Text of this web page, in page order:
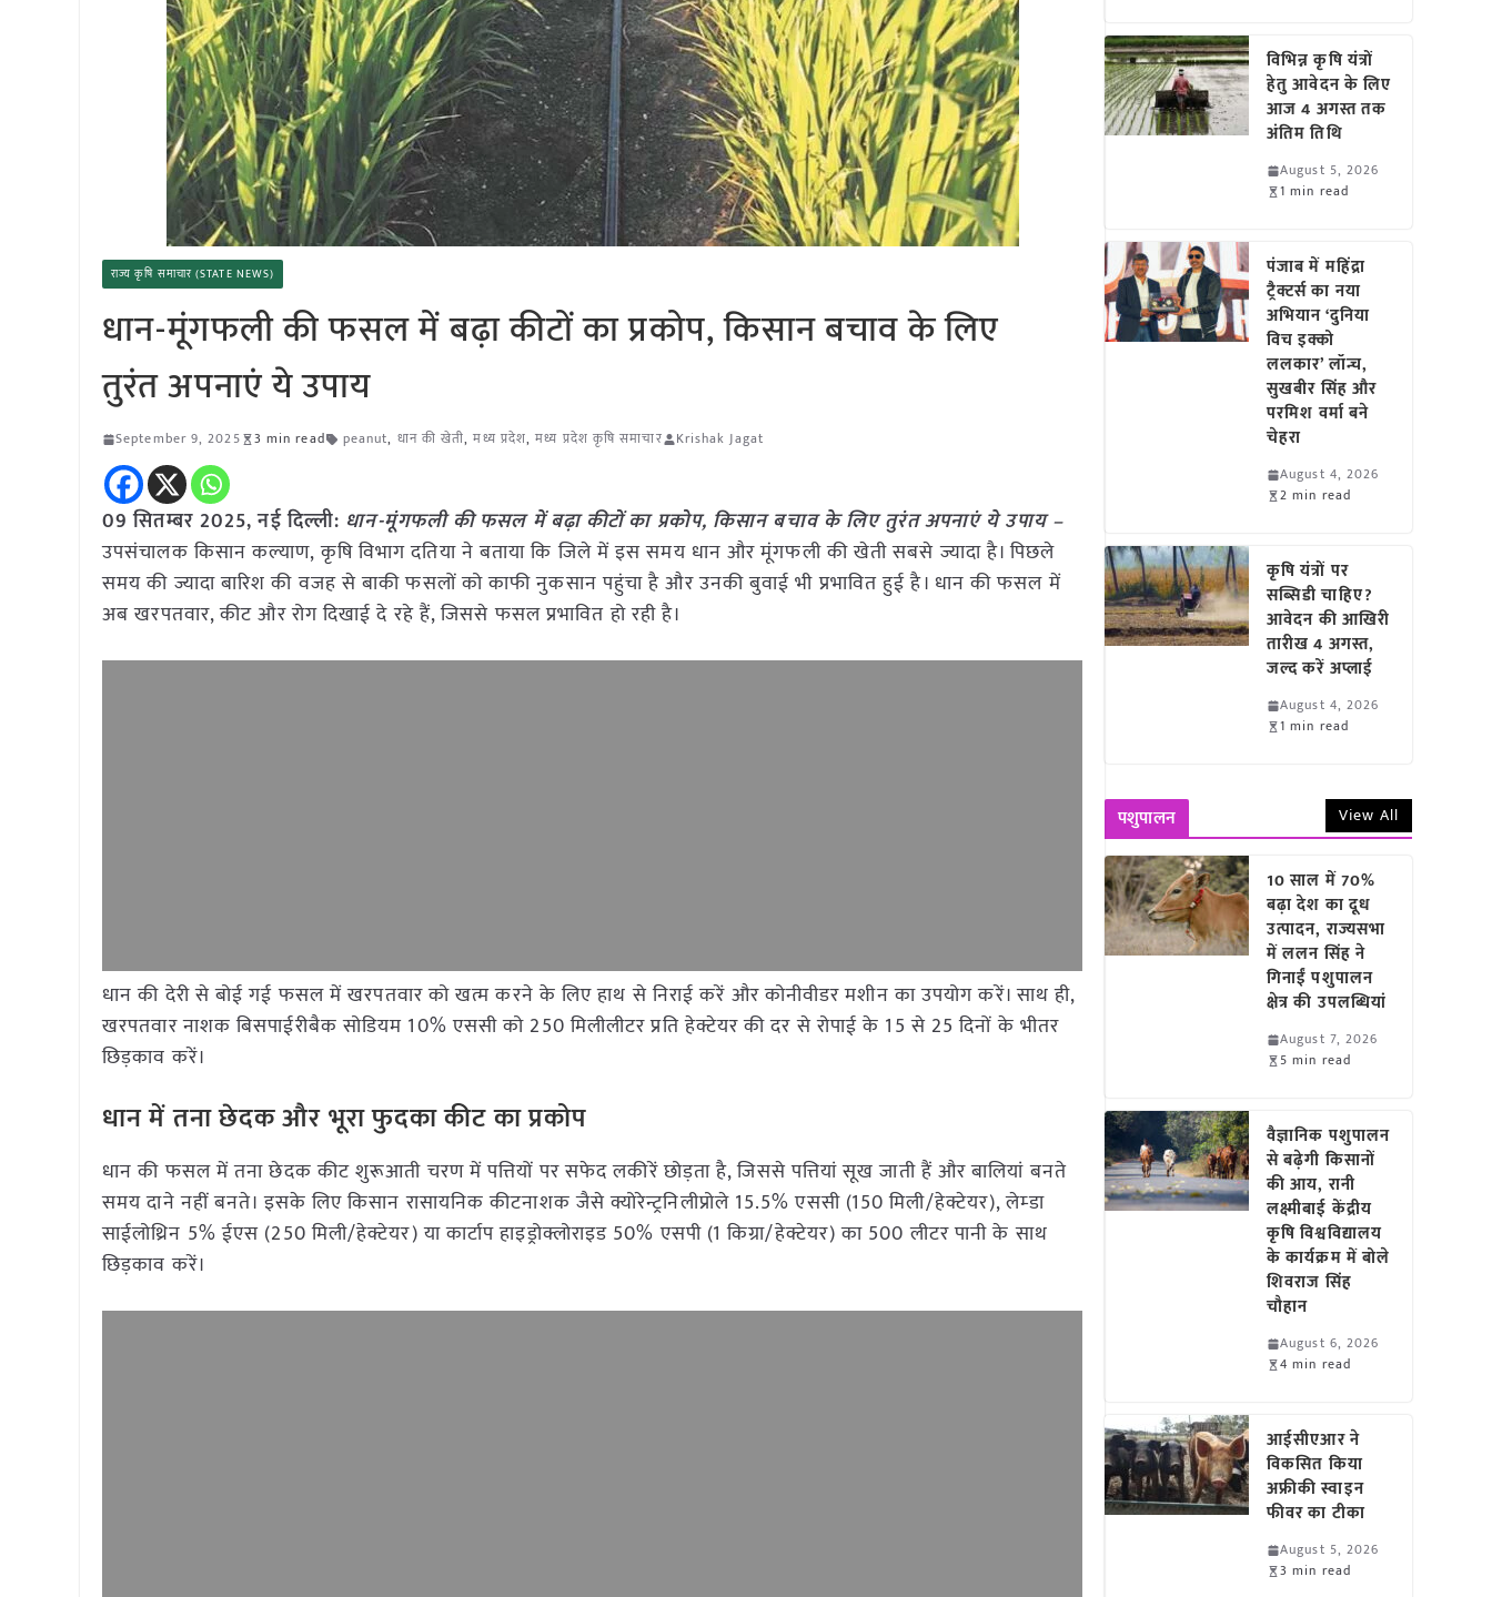
राज्य कृषि समाचार (STATE NEWS)
धान-मूंगफली की फसल में बढ़ा कीटों का प्रकोप, किसान बचाव के लिए
तुरंत अपनाएं ये उपाय
September 9, 2025 3 min read peanut, धान की खेती,मध्य प्रदेश,मध्य प्रदेश कृषि समाचार Krishak Jagat
09 सितम्बर 2025, नई दिल्ली: धान-मूंगफली की फसल में बढ़ा कीटों का प्रकोप, किसान बचाव के लिए तुरंत अपनाएं ये उपाय –
उपसंचालक किसान कल्याण, कृषि विभाग दतिया ने बताया कि जिले में इस समय धान और मूंगफली की खेती सबसे ज्यादा है। पिछले
समय की ज्यादा बारिश की वजह से बाकी फसलों को काफी नुकसान पहुंचा है और उनकी बुवाई भी प्रभावित हुई है। धान की फसल में
अब खरपतवार, कीट और रोग दिखाई दे रहे हैं, जिससे फसल प्रभावित हो रही है।
धान की देरी से बोई गई फसल में खरपतवार को खत्म करने के लिए हाथ से निराई करें और कोनीवीडर मशीन का उपयोग करें। साथ ही,
खरपतवार नाशक बिसपाईरीबैक सोडियम 10% एससी को 250 मिलीलीटर प्रति हेक्टेयर की दर से रोपाई के 15 से 25 दिनों के भीतर
छिड़काव करें।
धान में तना छेदक और भूरा फुदका कीट का प्रकोप
धान की फसल में तना छेदक कीट शुरूआती चरण में पत्तियों पर सफेद लकीरें छोड़ता है, जिससे पत्तियां सूख जाती हैं और बालियां बनते
समय दाने नहीं बनते। इसके लिए किसान रासायनिक कीटनाशक जैसे क्योरेन्ट्रनिलीप्रोले 15.5% एससी (150 मिली/हेक्टेयर), लेम्डा
साईलोथ्रिन 5% ईएस (250 मिली/हेक्टेयर) या कार्टाप हाइड्रोक्लोराइड 50% एसपी (1 किग्रा/हेक्टेयर) का 500 लीटर पानी के साथ
छिड़काव करें।
विभिन्न कृषि यंत्रों
हेतु आवेदन के लिए
आज 4 अगस्त तक
अंतिम तिथि
August 5, 2026
1 min read
पंजाब में महिंद्रा
ट्रैक्टर्स का नया
अभियान ‘दुनिया
विच इक्को
ललकार’ लॉन्च,
सुखबीर सिंह और
परमिश वर्मा बने
चेहरा
August 4, 2026
2 min read
कृषि यंत्रों पर
सब्सिडी चाहिए?
आवेदन की आखिरी
तारीख 4 अगस्त,
जल्द करें अप्लाई
August 4, 2026
1 min read
पशुपालन View All
10 साल में 70%
बढ़ा देश का दूध
उत्पादन, राज्यसभा
में ललन सिंह ने
गिनाईं पशुपालन
क्षेत्र की उपलब्धियां
August 7, 2026
5 min read
वैज्ञानिक पशुपालन
से बढ़ेगी किसानों
की आय, रानी
लक्ष्मीबाई केंद्रीय
कृषि विश्वविद्यालय
के कार्यक्रम में बोले
शिवराज सिंह
चौहान
August 6, 2026
4 min read
आईसीएआर ने
विकसित किया
अफ्रीकी स्वाइन
फीवर का टीका
August 5, 2026
3 min read